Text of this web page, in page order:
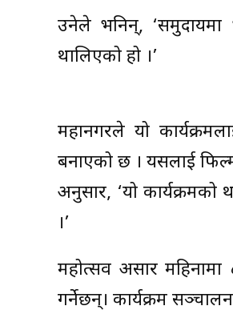
उनेले भनिन्, ‘समुदायमा
थालिएको हो ।’
महानगरले यो
बनाएको छ । यसलाई
अनुसार, ‘यो कार्यक्रमको
।’
महोत्सव असार
गर्नेछन्। कार्यक्रम